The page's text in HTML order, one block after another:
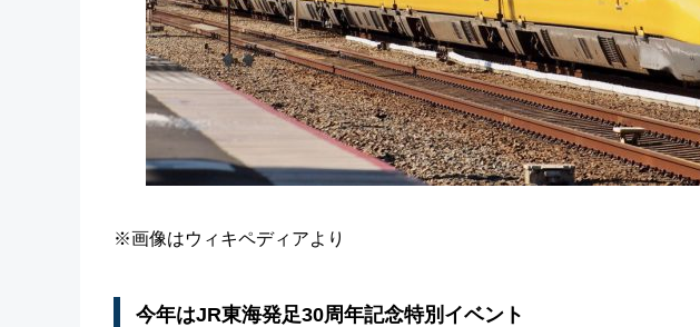
※画像はウィキペディアより
今年はJR東海発足30周年記念特別イベント